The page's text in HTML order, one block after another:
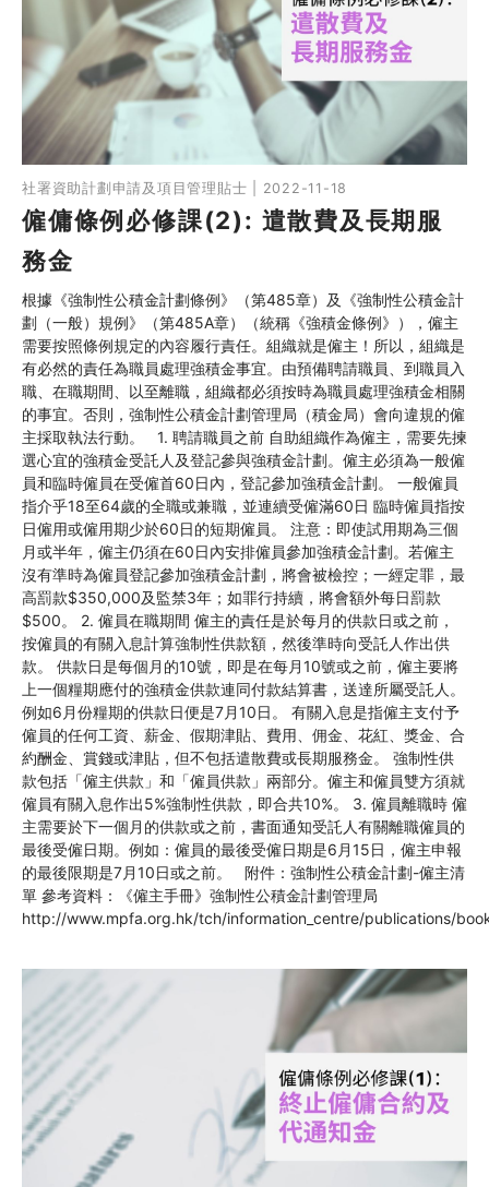
社署資助計劃申請及項目管理貼士 | 2022-11-18
僱傭條例必修課(2): 遣散費及長期服
務金
根據《強制性公積金計劃條例》（第485章）及《強制性公積金計
劃（一般）規例》（第485A章）（統稱《強積金條例》），僱主
需要按照條例規定的內容履行責任。組織就是僱主！所以，組織是
有必然的責任為職員處理強積金事宜。由預備聘請職員、到職員入
職、在職期間、以至離職，組織都必須按時為職員處理強積金相關
的事宜。否則，強制性公積金計劃管理局（積金局）會向違規的僱
主採取執法行動。 1. 聘請職員之前 自助組織作為僱主，需要先揀
選心宜的強積金受託人及登記參與強積金計劃。僱主必須為一般僱
員和臨時僱員在受僱首60日內，登記參加強積金計劃。 一般僱員
指介乎18至64歲的全職或兼職，並連續受僱滿60日 臨時僱員指按
日僱用或僱用期少於60日的短期僱員。 注意：即使試用期為三個
月或半年，僱主仍須在60日內安排僱員參加強積金計劃。若僱主
沒有準時為僱員登記參加強積金計劃，將會被檢控；一經定罪，最
高罰款$350,000及監禁3年；如罪行持續，將會額外每日罰款
$500。 2. 僱員在職期間 僱主的責任是於每月的供款日或之前，
按僱員的有關入息計算強制性供款額，然後準時向受託人作出供
款。 供款日是每個月的10號，即是在每月10號或之前，僱主要將
上一個糧期應付的強積金供款連同付款結算書，送達所屬受託人。
例如6月份糧期的供款日便是7月10日。 有關入息是指僱主支付予
僱員的任何工資、薪金、假期津貼、費用、佣金、花紅、獎金、合
約酬金、賞錢或津貼，但不包括遣散費或長期服務金。 強制性供
款包括「僱主供款」和「僱員供款」兩部分。僱主和僱員雙方須就
僱員有關入息作出5%強制性供款，即合共10%。 3. 僱員離職時 僱
主需要於下一個月的供款或之前，書面通知受託人有關離職僱員的
最後受僱日期。例如：僱員的最後受僱日期是6月15日，僱主申報
的最後限期是7月10日或之前。 附件：強制性公積金計劃-僱主清
單 參考資料：《僱主手冊》強制性公積金計劃管理局
http://www.mpfa.org.hk/tch/information_centre/publications/